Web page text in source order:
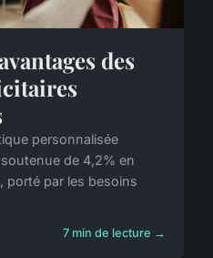
des
personnalisée
de 4,2% en
porté par les besoins
7 min de lecture →